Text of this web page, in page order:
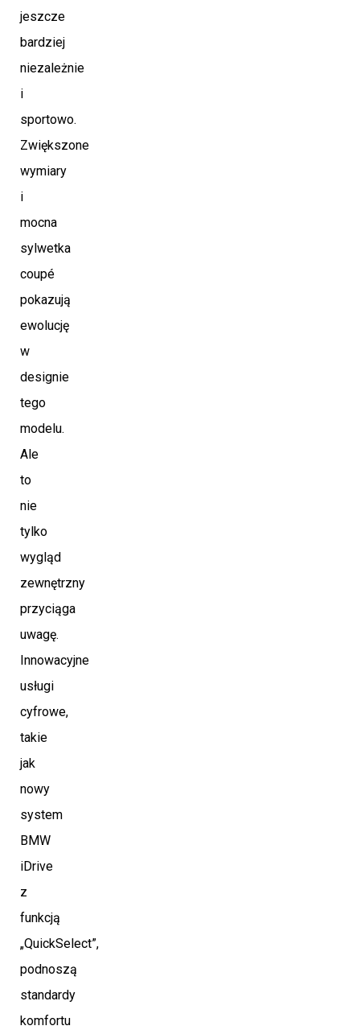
jeszcze
bardziej
niezależnie
i
sportowo.
Zwiększone
wymiary
i
mocna
sylwetka
coupé
pokazują
ewolucję
w
designie
tego
modelu.
Ale
to
nie
tylko
wygląd
zewnętrzny
przyciąga
uwagę.
Innowacyjne
usługi
cyfrowe,
takie
jak
nowy
system
BMW
iDrive
z
funkcją
„QuickSelect”,
podnoszą
standardy
komfortu